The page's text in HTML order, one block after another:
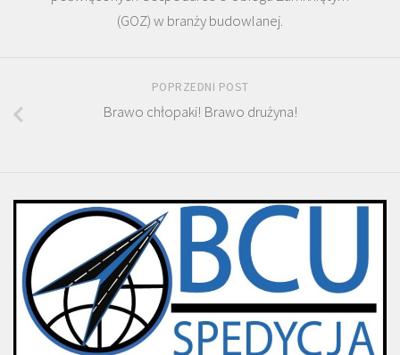
(GOZ) w branży budowlanej.
POPRZEDNI POST
Brawo chłopaki! Brawo drużyna!